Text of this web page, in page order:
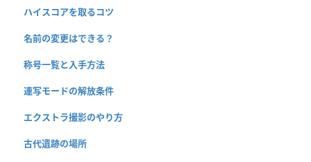
ハイスコアを取るコツ
名前の変更はできる？
称号一覧と入手方法
連写モードの解放条件
エクストラ撮影のやり方
古代遺跡の場所